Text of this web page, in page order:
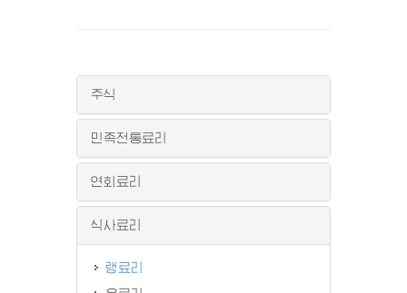
주식
민족전통료리
연회료리
식사료리
랭료리